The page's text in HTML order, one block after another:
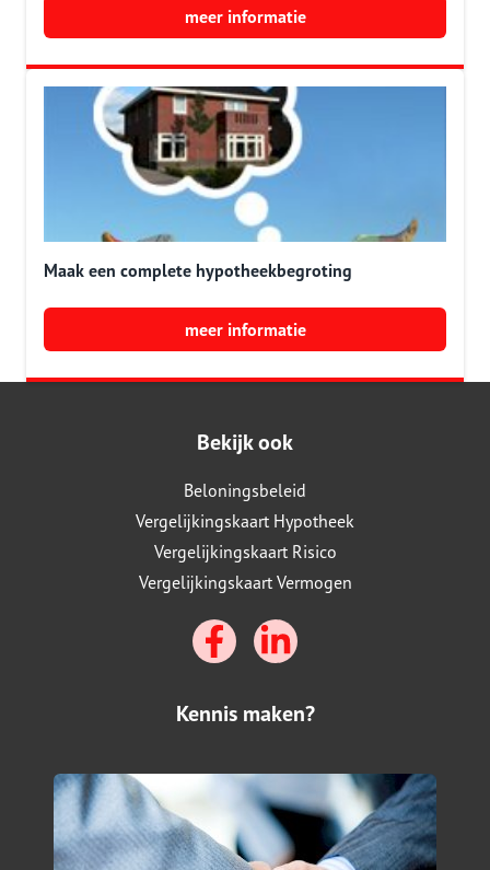
meer informatie
Maak een complete hypotheekbegroting
meer informatie
Bekijk ook
Beloningsbeleid
Vergelijkingskaart Hypotheek
Vergelijkingskaart Risico
Vergelijkingskaart Vermogen
Kennis maken?